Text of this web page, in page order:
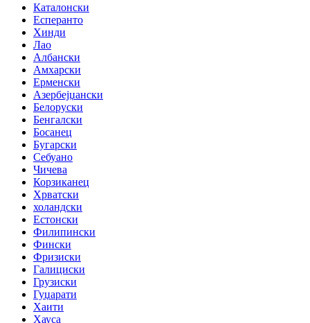
Каталонски
Есперанто
Хинди
Лао
Албански
Амхарски
Ерменски
Азербејџански
Белоруски
Бенгалски
Босанец
Бугарски
Себуано
Чичева
Корзиканец
Хрватски
холандски
Естонски
Филипински
Фински
Фризиски
Галициски
Грузиски
Гуџарати
Хаити
Хауса